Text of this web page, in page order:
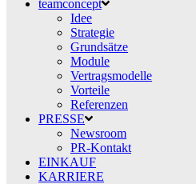
teamconcept
Idee
Strategie
Grundsätze
Module
Vertragsmodelle
Vorteile
Referenzen
PRESSE
Newsroom
PR-Kontakt
EINKAUF
KARRIERE